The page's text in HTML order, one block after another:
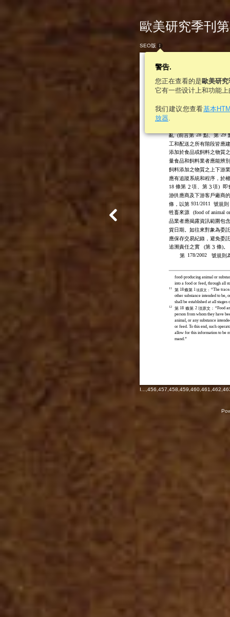
歐美研究季刊
亂 (前言第 28 點、第 29
工和配送之所有階段皆應
添加於食品或飼料之物質
量食品和飼料業者應能辨
飼料添加之物質之上下游
應有追蹤系統和程序，於
18 條第 2 項、第 3 項)
即
游供應商及下游客戶廠商
條，以第 931/2011
號規則
牲畜來源
(food of animal
品業者應揭露資訊範圍包
貨日期。如往來對象為委
應保存交易紀錄，避免委
追溯責任之實
(第 3 條)。
第 178/2002 號規則
food-producing animal or
into a food or feed, through all
11 第 18條第 1項原文： “The
other substance intended to be,
shall be established at all
12 第 18 條第 2 項原文： “Food
person from whom they have
animal, or any substance
or feed. To this end, such
allow for this information to be
mand.”
SEO版
警告.
您正在查看的是歐美研
它有一些设计上和功能
我们建议您查看基本
放器
I 456 457 458 459 460 461 462